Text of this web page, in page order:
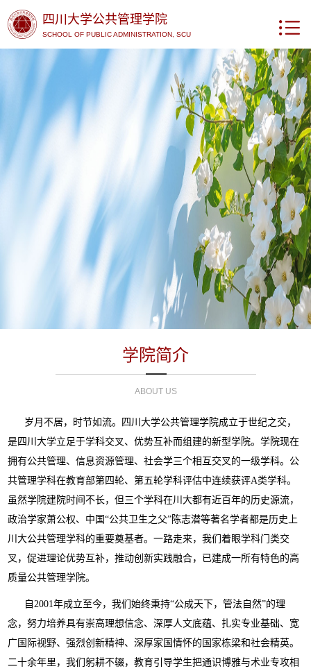
四川大学公共管理学院
SCHOOL OF PUBLIC ADMINISTRATION, SCU
学院简介
ABOUT US
岁月不居，时节如流。四川大学公共管理学院成立于世纪之交，
是四川大学立足于学科交叉、优势互补而组建的新型学院。学院现在
拥有公共管理、信息资源管理、社会学三个相互交叉的一级学科。公
共管理学科在教育部第四轮、第五轮学科评估中连续获评A类学科。
虽然学院建院时间不长，但三个学科在川大都有近百年的历史源流，
政治学家萧公权、中国“公共卫生之父”陈志潜等著名学者都是历史上
川大公共管理学科的重要奠基者。一路走来，我们着眼学科门类交
叉，促进理论优势互补，推动创新实践融合，已建成一所有特色的高
质量公共管理学院。
自2001年成立至今，我们始终秉持“公成天下，管法自然”的理
念，努力培养具有崇高理想信念、深厚人文底蕴、扎实专业基础、宽
广国际视野、强烈创新精神、深厚家国情怀的国家栋梁和社会精英。
二十余年里，我们躬耕不辍，教育引导学生把通识博雅与术业专攻相